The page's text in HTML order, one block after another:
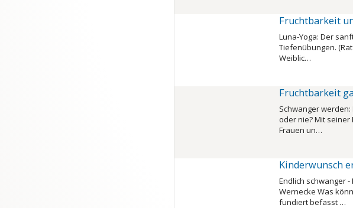
Fruchtbarkeit
Luna-Yoga: Der
Tiefenübungen.
Weiblic…
Fruchtbarkeit
Schwanger
oder nie? Mit
Frauen un…
Kinderwunsch
Endlich schwanger
Wernecke Was
fundiert befasst …